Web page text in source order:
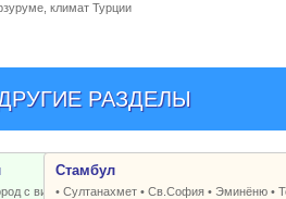
климат Турции
РАЗДЕЛЫ
с византийским и
Стамбул
•Султанахмет •Св.София •Эминёню •